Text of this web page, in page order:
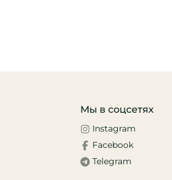
Мы в соцсетях
Instagram
Facebook
Telegram